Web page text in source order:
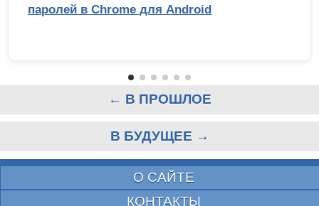
паролей в Chrome для Android
← В ПРОШЛОЕ
В БУДУЩЕЕ →
О САЙТЕ
КОНТАКТЫ